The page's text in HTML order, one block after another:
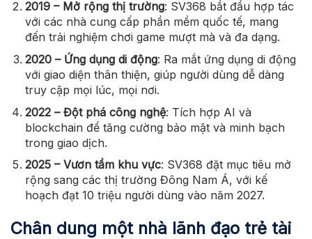
2019 – Mở rộng thị trường: SV368 bắt đầu hợp tác
với các nhà cung cấp phần mềm quốc tế, mang
đến trải nghiệm chơi game mượt mà và đa dạng.
2020 – Ứng dụng di động: Ra mắt ứng dụng di động
với giao diện thân thiện, giúp người dùng dễ dàng
truy cập mọi lúc, mọi nơi.
2022 – Đột phá công nghệ: Tích hợp AI và
blockchain để tăng cường bảo mật và minh bạch
trong giao dịch.
2025 – Vươn tầm khu vực: SV368 đặt mục tiêu mở
rộng sang các thị trường Đông Nam Á, với kế
hoạch đạt 10 triệu người dùng vào năm 2027.
Chân dung một nhà lãnh đạo trẻ tài